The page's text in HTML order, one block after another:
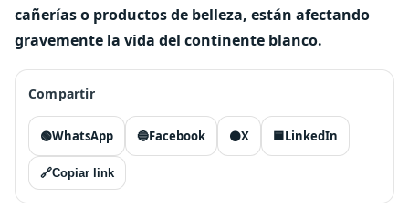
cañerías o productos de belleza, están afectando
gravemente la vida del continente blanco.
Compartir
🟢WhatsApp 🔵Facebook ⚫X 🟦LinkedIn
🔗Copiar link